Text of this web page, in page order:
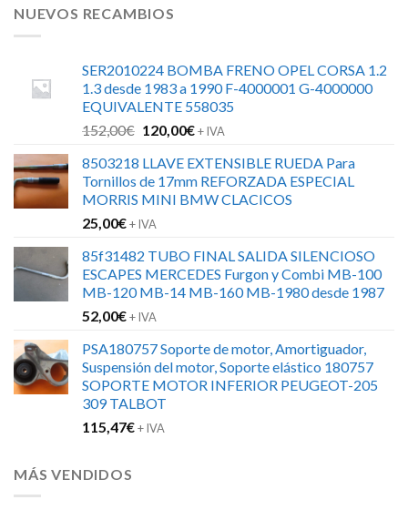
NUEVOS RECAMBIOS
SER2010224 BOMBA FRENO OPEL CORSA 1.2
1.3 desde 1983 a 1990 F-4000001 G-4000000
EQUIVALENTE 558035
152,00€ El
original
era:
152,00€.
120,00€El
actual
es:
120,00€.
+ IVA
8503218 LLAVE EXTENSIBLE RUEDA Para
Tornillos de 17mm REFORZADA ESPECIAL
MORRIS MINI BMW CLACICOS
25,00€+ IVA
85f31482 TUBO FINAL SALIDA SILENCIOSO
ESCAPES MERCEDES Furgon y Combi MB-100
MB-120 MB-14 MB-160 MB-1980 desde 1987
52,00€+ IVA
PSA180757 Soporte de motor, Amortiguador,
Suspensión del motor, Soporte elástico 180757
SOPORTE MOTOR INFERIOR PEUGEOT-205
309 TALBOT
115,47€+ IVA
MÁS VENDIDOS